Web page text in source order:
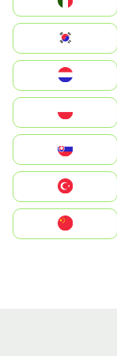
South Korea
United States
中國香港特別行政區